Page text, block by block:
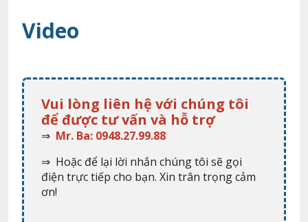
Video
Vui lòng liên hệ với chúng tôi
để được tư vấn và hỗ trợ
⇒ Mr. Ba: 0948.27.99.88
⇒ Hoặc để lại lời nhắn chúng tôi sẽ gọi
điện trực tiếp cho bạn. Xin trân trọng cảm
ơn!